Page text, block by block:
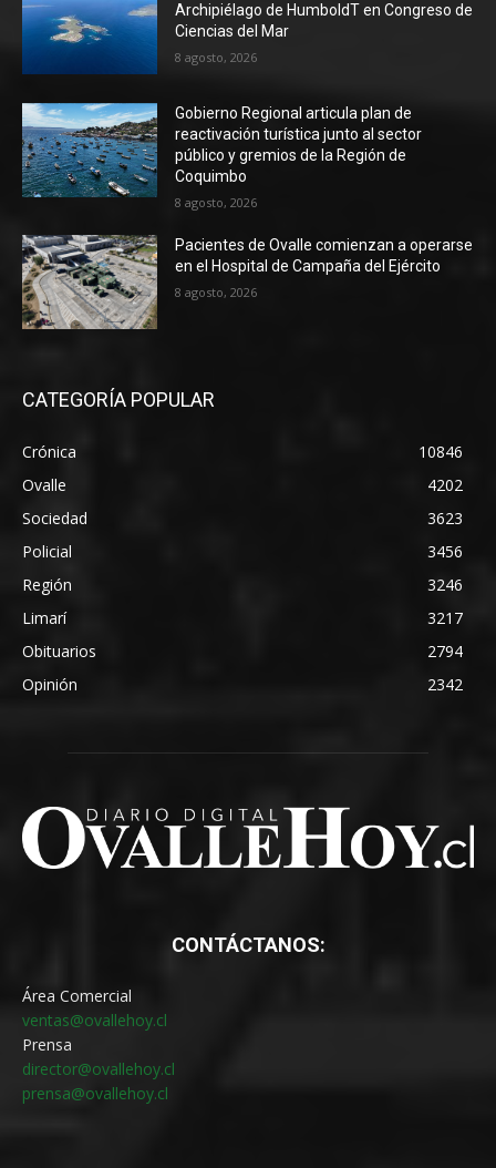
Archipiélago de HumboldT en Congreso de
Ciencias del Mar
8 agosto, 2026
Gobierno Regional articula plan de
reactivación turística junto al sector
público y gremios de la Región de
Coquimbo
8 agosto, 2026
Pacientes de Ovalle comienzan a operarse
en el Hospital de Campaña del Ejército
8 agosto, 2026
CATEGORÍA POPULAR
Crónica
10846
Ovalle
4202
Sociedad
3623
Policial
3456
Región
3246
Limarí
3217
Obituarios
2794
Opinión
2342
CONTÁCTANOS:
Área Comercial
ventas@ovallehoy.cl
Prensa
director@ovallehoy.cl
prensa@ovallehoy.cl